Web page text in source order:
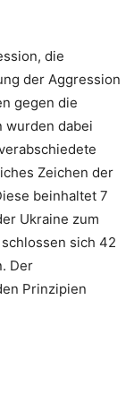
die
der Aggression
gegen die
wurden dabei
Zeichen der
beinhaltet 7
Ukraine zum
sich 42
Der
Prinzipien